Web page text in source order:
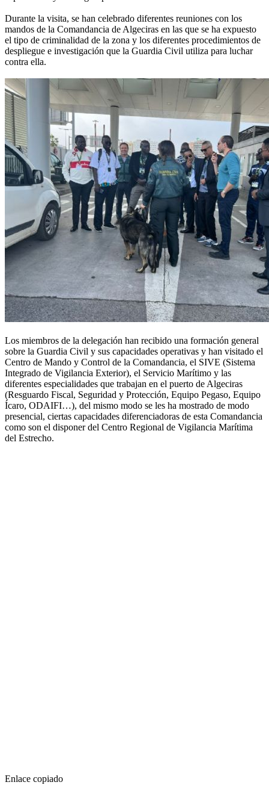
Durante la visita, se han celebrado diferentes reuniones con los
mandos de la Comandancia de Algeciras en las que se ha expuesto
el tipo de criminalidad de la zona y los diferentes procedimientos de
despliegue e investigación que la Guardia Civil utiliza para luchar
contra ella.
Los miembros de la delegación han recibido una formación general
sobre la Guardia Civil y sus capacidades operativas y han visitado el
Centro de Mando y Control de la Comandancia, el SIVE (Sistema
Integrado de Vigilancia Exterior), el Servicio Marítimo y las
diferentes especialidades que trabajan en el puerto de Algeciras
(Resguardo Fiscal, Seguridad y Protección, Equipo Pegaso, Equipo
Ícaro, ODAIFI…), del mismo modo se les ha mostrado de modo
presencial, ciertas capacidades diferenciadoras de esta Comandancia
como son el disponer del Centro Regional de Vigilancia Marítima
del Estrecho.
Enlace copiado